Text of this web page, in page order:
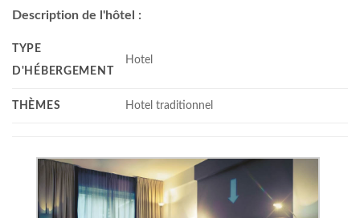
Description de l'hôtel :
TYPE
D'HÉBERGEMENT
Hotel
THÈMES Hotel traditionnel